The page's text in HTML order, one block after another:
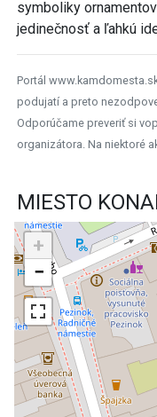
symboliky
jedinečnosť a ľahkú
Portál
podujatí a preto
Odporúčame preveriť si
organizátora. Na niektoré
MIESTO
+
−